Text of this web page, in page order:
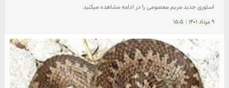
​استوری جدید مریم معصومی را در ادامه مشاهده میکنید
۹ مرداد ۱۴۰۱ | ۱۵:۵